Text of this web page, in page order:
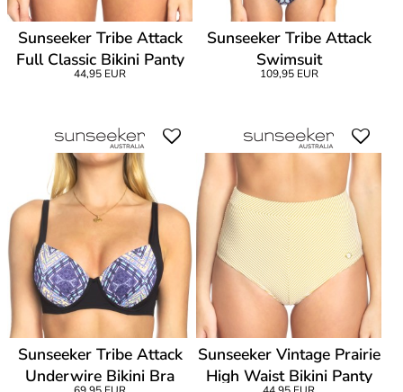
Sunseeker Tribe Attack
Full Classic Bikini Panty
44,95 EUR
Sunseeker Tribe Attack
Swimsuit
109,95 EUR
Sunseeker Tribe Attack
Underwire Bikini Bra
Sunseeker Vintage Prairie
High Waist Bikini Panty